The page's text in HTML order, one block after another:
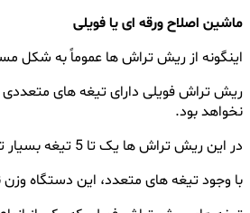
ماشین اصلاح ورقه ای یا فویلی
اینگونه از ریش تراش ها عموماً به شکل
ریش تراش فویلی دارای تیغه های متعددی
نخواهد بود.
در این ریش تراش ها یک تا 5 تیغه بسیار تیز و برنده بکار برده شده است که هر چه تعداد تیغه ها بیشتر باشد، صورت را سریع تر و بهتر اصلاح خواهد کرد.
با وجود تیغه های متعدد، این دستگاه